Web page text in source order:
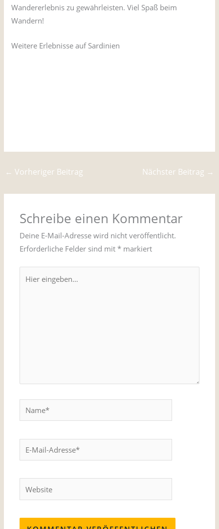
Wandererlebnis zu gewährleisten. Viel Spaß beim
Wandern!
Weitere Erlebnisse auf Sardinien
← Vorheriger Beitrag Nächster Beitrag →
Schreibe einen Kommentar
Deine E-Mail-Adresse wird nicht veröffentlicht.
Erforderliche Felder sind mit* markiert
eingeben…
Mail-
Website